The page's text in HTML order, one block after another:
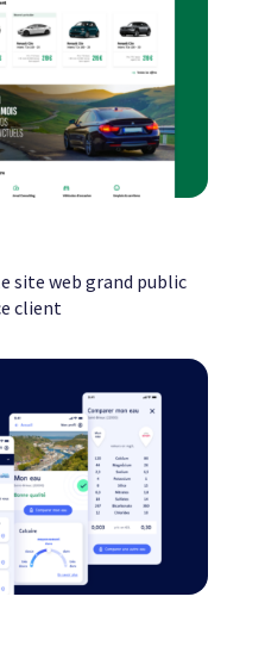
site web grand public
client